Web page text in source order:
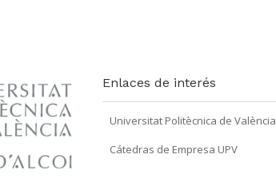
Enlaces de interés
Universitat Politècnica de València
Cátedras de Empresa UPV